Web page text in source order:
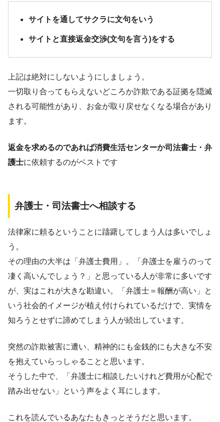
サイトを通してサクラに文句をいう
サイトと直接返金交渉(文句を言う)をする
上記は絶対にしないようにしましょう。
一切取り合ってもらえないどころか詐欺である証拠を隠滅
される可能性があり、お金が取り戻せなくなる場合があり
ます。
返金を求めるのであれば消費生活センターか司法書士・弁
護士に依頼するのがベストです
弁護士・司法書士へ相談する
法律家に頼るということに躊躇してしまう人は多いでしょ
う。
その理由の大半は「弁護士費用」。「弁護士を雇うのって
凄く高いんでしょう？」と思っている人が非常に多いです
が、実はこれが大きな勘違い。「弁護士＝報酬が高い」と
いう社会的イメージが植え付けられているだけで、実情を
知ろうとせずに諦めてしまう人が続出しています。
突然の詐欺被害に遭い、精神的にも金銭的にも大きな不安
を抱えていらっしゃることと思います。
そうした中で、「弁護士に相談したいけれど費用が心配で
踏み出せない」という声をよく耳にします。
これを読んでいるあなたもきっとそうだと思います。